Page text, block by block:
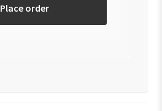
Place order